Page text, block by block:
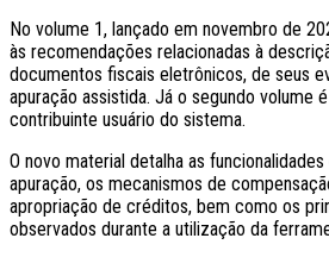
No volume 1, lançado em novembro de
às recomendações relacionadas à
documentos fiscais eletrônicos, de seus
apuração assistida. Já o segundo volume
contribuinte usuário do sistema.
O novo material detalha as
apuração, os mecanismos de
apropriação de créditos, bem como os
observados durante a utilização da